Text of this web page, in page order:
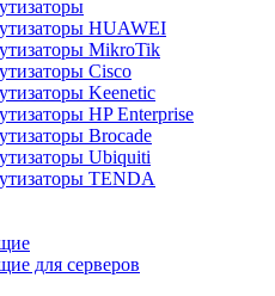
HUAWEI
MikroTik
Cisco
Keenetic
HP Enterprise
Brocade
Ubiquiti
TENDA
для серверов